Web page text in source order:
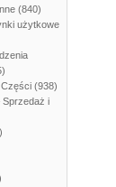
(840)
użytkowe
(938)
Sprzedaż i